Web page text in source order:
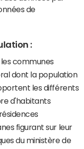
de
:
communes
dont la population
les différents
d'habitants
figurant sur leur
du ministère de